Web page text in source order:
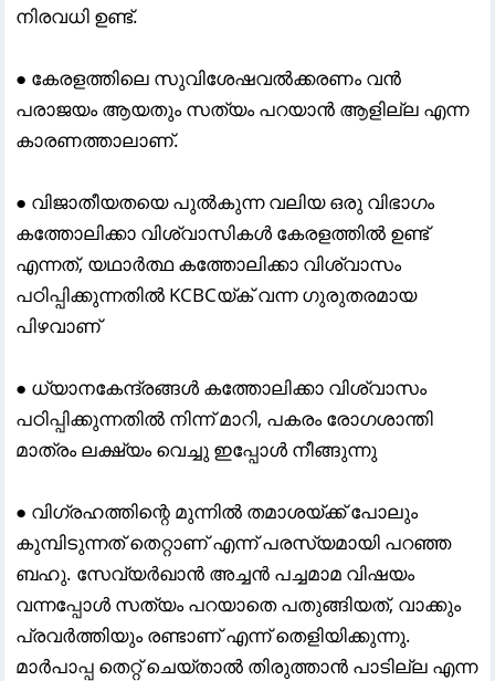
നിരവധി ഉണ്ട്.
● കേരളത്തിലെ സുവിശേഷവൽക്കരണം വൻ
പരാജയം ആയതും സത്യം പറയാൻ ആളില്ല എന്ന
കാരണത്താലാണ്.
● വിജാതീയതയെ പുൽകുന്ന വലിയ ഒരു വിഭാഗം
കത്തോലിക്കാ വിശ്വാസികൾ കേരളത്തിൽ ഉണ്ട്
എന്നത്, യഥാർത്ഥ കത്തോലിക്കാ വിശ്വാസം
പഠിപ്പിക്കുന്നതിൽ KCBCയ്ക് വന്ന ഗുരുതരമായ
പിഴവാണ്
● ധ്യാനകേന്ദ്രങ്ങൾ കത്തോലിക്കാ വിശ്വാസം
പഠിപ്പിക്കുന്നതിൽ നിന്ന് മാറി, പകരം രോഗശാന്തി
മാത്രം ലക്ഷ്യം വെച്ചു ഇപ്പോൾ നീങ്ങുന്നു
● വിഗ്രഹത്തിന്റെ മുന്നിൽ തമാശയ്ക്ക് പോലും
കുമ്പിടുന്നത് തെറ്റാണ് എന്ന് പരസ്യമായി പറഞ്ഞ
ബഹു. സേവ്യർഖാൻ അച്ചൻ പച്ചമാമ വിഷയം
വന്നപ്പോൾ സത്യം പറയാതെ പതുങ്ങിയത്, വാക്കും
പ്രവർത്തിയും രണ്ടാണ് എന്ന് തെളിയിക്കുന്നു.
മാർപാപ്പ തെറ്റ് ചെയ്താൽ തിരുത്താൻ പാടില്ല എന്ന